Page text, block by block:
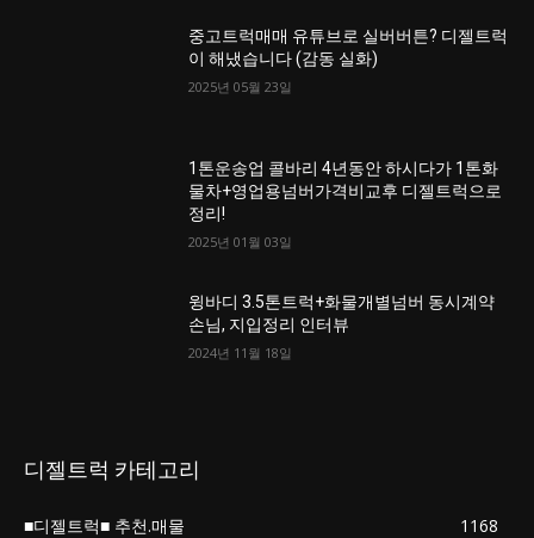
중고트럭매매 유튜브로 실버버튼? 디젤트럭
이 해냈습니다 (감동 실화)
2025년 05월 23일
1톤운송업 콜바리 4년동안 하시다가 1톤화
물차+영업용넘버가격비교후 디젤트럭으로
정리!
2025년 01월 03일
윙바디 3.5톤트럭+화물개별넘버 동시계약
손님, 지입정리 인터뷰
2024년 11월 18일
디젤트럭 카테고리
■디젤트럭■ 추천.매물
1168